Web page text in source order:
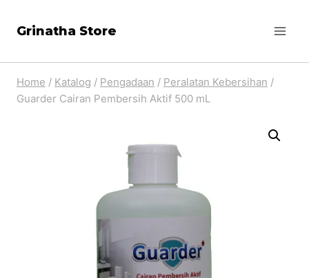
Grinatha Store
Home / Katalog / Pengadaan / Peralatan Kebersihan /
Guarder Cairan Pembersih Aktif 500 mL